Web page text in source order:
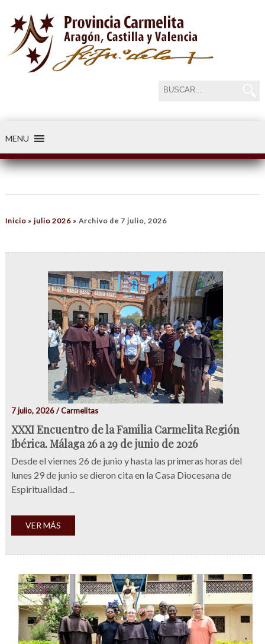
MENU
Inicio» julio 2026» Archivo de 7 julio, 2026
7 julio, 2026 / Carmelitas
XXXI Encuentro de la Familia Carmelita Región
Ibérica. Málaga 26 a 29 de junio de 2026
Desde el viernes 26 de junio y hasta las primeras horas del
lunes 29 de junio se dieron cita en la Casa Diocesana de
Espiritualidad ...
VER MÁS